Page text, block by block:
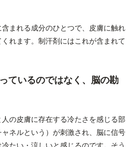
含まれる成分のひとつで、皮膚に触れ
れます。制汗剤にはこれが含まれて
ているのではなく、脳の勘
人の皮膚に存在する冷たさを感じる部
ネルという）が刺激され、脳に信号